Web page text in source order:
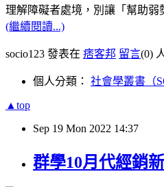
理解障礙者處境，別讓「幫助弱
(繼續閱讀...)
socio123 發表在 痞客邦 留言(0)
個人分類： 社會學叢書（
▲top
Sep 19 Mon 2022 14:37
群學10月代經銷